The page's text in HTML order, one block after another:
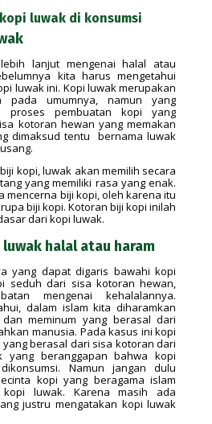
luwak di konsumsi
lanjut mengenai halal atau
kita harus mengetahui
luwak ini. Kopi luwak merupakan
pada umumnya, namun yang
proses pembuatan kopi yang
kotoran hewan yang memakan
dimaksud tentu bernama luwak
kopi, luwak akan memilih secara
yang memiliki rasa yang enak.
mencerna biji kopi, oleh karena itu
biji kopi. Kotoran biji kopi inilah
dari kopi luwak.
halal atau haram
yang dapat digaris bawahi kopi
seduh dari sisa kotoran hewan,
mengenai kehalalannya.
dalam islam kita diharamkan
meminum yang berasal dari
manusia. Pada kasus ini kopi
berasal dari sisa kotoran dari
yang beranggapan bahwa kopi
Namun jangan dulu
kopi yang beragama islam
luwak. Karena masih ada
justru mengatakan kopi luwak